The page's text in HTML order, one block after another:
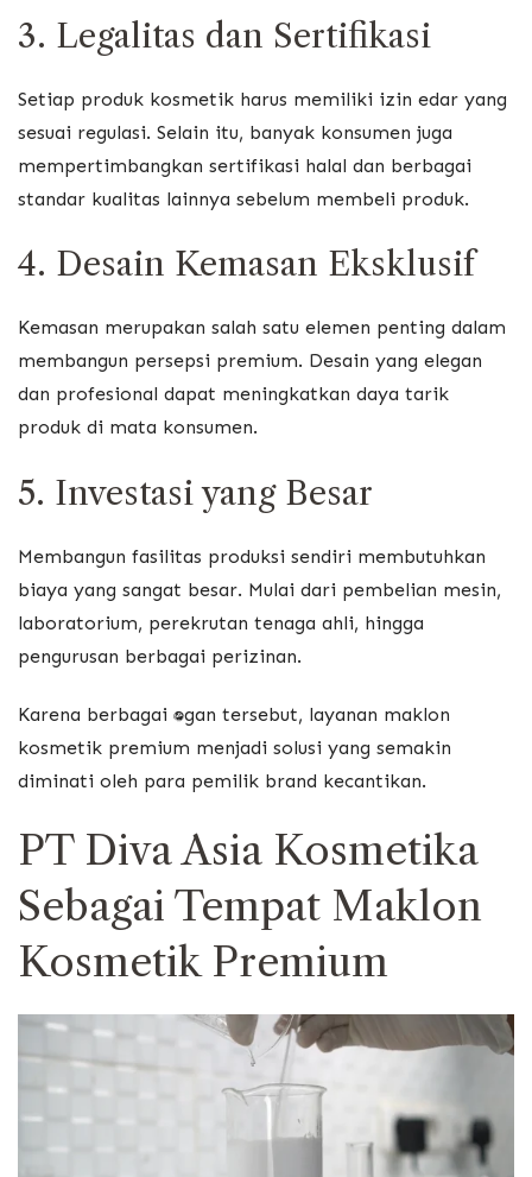
3. Legalitas dan Sertifikasi
Setiap produk kosmetik harus memiliki izin edar yang
sesuai regulasi. Selain itu, banyak konsumen juga
mempertimbangkan sertifikasi halal dan berbagai
standar kualitas lainnya sebelum membeli produk.
4. Desain Kemasan Eksklusif
Kemasan merupakan salah satu elemen penting dalam
membangun persepsi premium. Desain yang elegan
dan profesional dapat meningkatkan daya tarik
produk di mata konsumen.
5. Investasi yang Besar
Membangun fasilitas produksi sendiri membutuhkan
biaya yang sangat besar. Mulai dari pembelian mesin,
laboratorium, perekrutan tenaga ahli, hingga
pengurusan berbagai perizinan.
Karena berbagai tantangan tersebut, layanan maklon
kosmetik premium menjadi solusi yang semakin
diminati oleh para pemilik brand kecantikan.
PT Diva Asia Kosmetika
Sebagai Tempat Maklon
Kosmetik Premium